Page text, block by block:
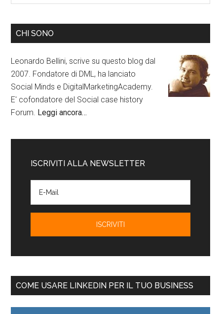
CHI SONO
Leonardo Bellini, scrive su questo blog dal
2007. Fondatore di DML, ha lanciato
Social Minds e DigitalMarketingAcademy.
E' cofondatore del Social case history
Forum. Leggi ancora…
ISCRIVITI ALLA NEWSLETTER
COME USARE LINKEDIN PER IL TUO BUSINESS